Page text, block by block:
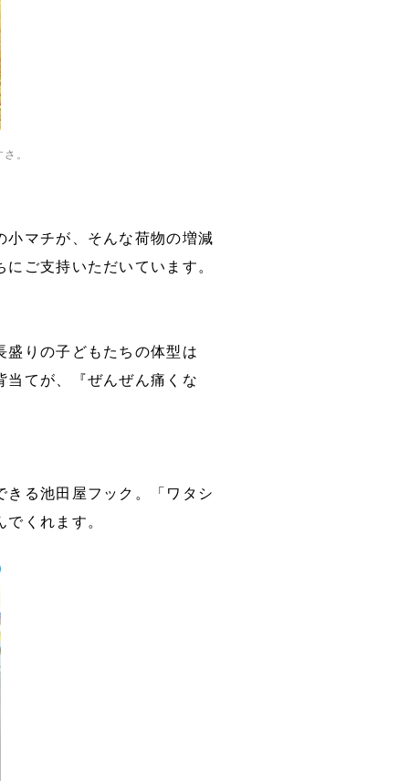
。
小マチが、そんな荷物の増減
ご支持いただいています。
盛りの子どもたちの体型は
当てが、『ぜんぜん痛くな
る池田屋フック。「ワタシ
くれます。